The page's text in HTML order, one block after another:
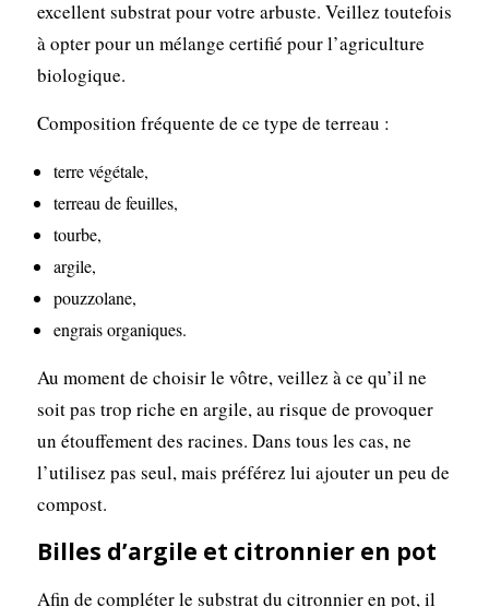
excellent substrat pour votre arbuste. Veillez toutefois
à opter pour un mélange certifié pour l’agriculture
biologique.
Composition fréquente de ce type de terreau :
terre végétale,
terreau de feuilles,
tourbe,
argile,
pouzzolane,
engrais organiques.
Au moment de choisir le vôtre, veillez à ce qu’il ne
soit pas trop riche en argile, au risque de provoquer
un étouffement des racines. Dans tous les cas, ne
l’utilisez pas seul, mais préférez lui ajouter un peu de
compost.
Billes d’argile et citronnier en pot
Afin de compléter le substrat du citronnier en pot, il